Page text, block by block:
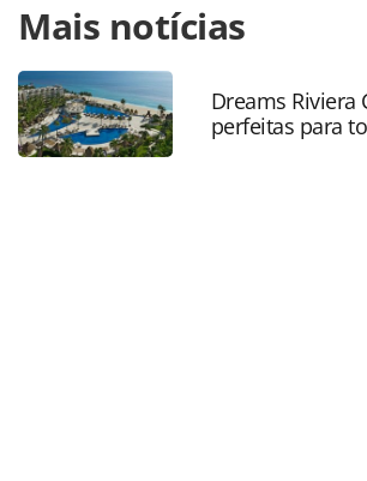
https://www.panrotas.com.br/
luxury-do-festuris-2025-chega-a-70-dos-
comercializados_217044.html ou as
oferecidas na página. Todo o
PANROTAS Editora é protegido pela
sobre direito autoral. Não reproduza o
Mais notícias
Dreams Riviera
perfeitas para